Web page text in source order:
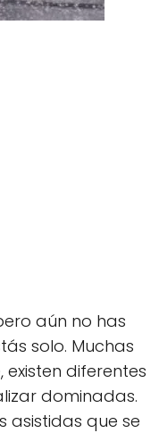
aún no has
solo. Muchas
diferentes
dominadas.
asistidas que se